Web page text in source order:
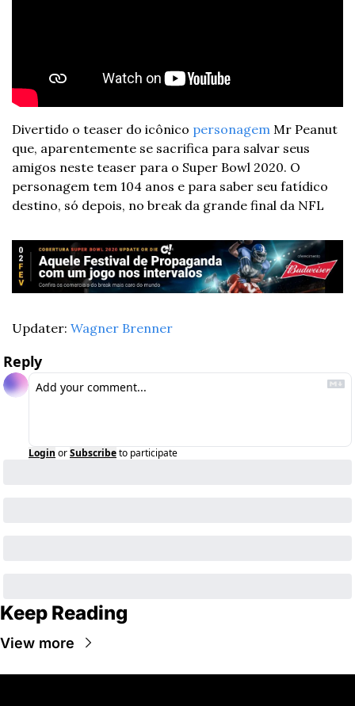
Divertido o teaser do icônico personagem Mr Peanut
que, aparentemente se sacrifica para salvar seus
amigos neste teaser para o Super Bowl 2020. O
personagem tem 104 anos e para saber seu fatídico
destino, só depois, no break da grande final da NFL
Updater: Wagner Brenner
Reply
Login orSubscribeto participate
Keep Reading
View more